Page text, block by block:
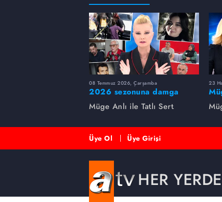
08 Temmuz 2026, Çarşamba
2026 sezonuna damga
vuran 5 Müge Anlı
dosyası...
Müge Anlı ile Tatlı Sert
23
Üye Ol Üye Girişi
HER YERDE